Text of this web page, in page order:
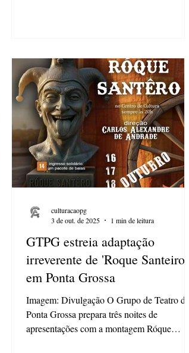
de cultura transformando a figura da cigarra
em símbolo da vida artística e reforçando o
quanto todas as demais profissões, que foram
representadas pel
GTPG estreia adaptação
irreverente de 'Roque Santeiro'
em Ponta Grossa
Imagem: Divulgação O Grupo de Teatro de
Ponta Grossa prepara três noites de
apresentações com a montagem Róque
culturacaopg
3 de out. de 2025
1 min de leitura